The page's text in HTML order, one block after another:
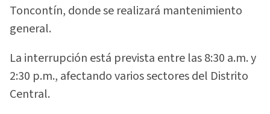
Toncontín, donde se realizará mantenimiento
general.
La interrupción está prevista entre las 8:30 a.m. y
2:30 p.m., afectando varios sectores del Distrito
Central.